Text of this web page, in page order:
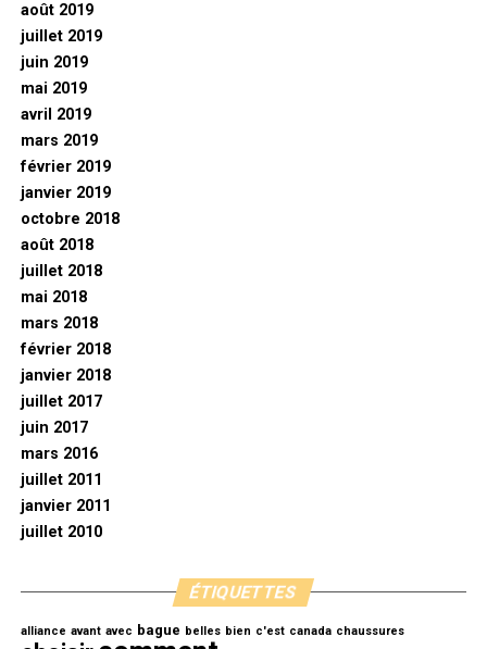
août 2019
juillet 2019
juin 2019
mai 2019
avril 2019
mars 2019
février 2019
janvier 2019
octobre 2018
août 2018
juillet 2018
mai 2018
mars 2018
février 2018
janvier 2018
juillet 2017
juin 2017
mars 2016
juillet 2011
janvier 2011
juillet 2010
ÉTIQUETTES
alliance avant avec bague belles bien c'est canada chaussures